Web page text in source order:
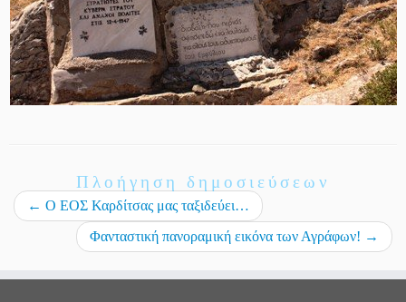
Πλοήγηση δημοσιεύσεων
← O ΕΟΣ Καρδίτσας μας ταξιδεύει…
Φανταστική πανοραμική εικόνα των Αγράφων! →